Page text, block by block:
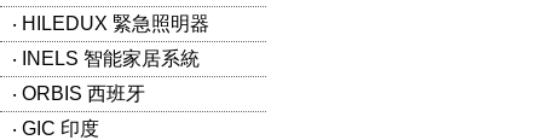
‧ HILEDUX 緊急照明器
‧ INELS 智能家居系統
‧ ORBIS 西班牙
‧ GIC 印度